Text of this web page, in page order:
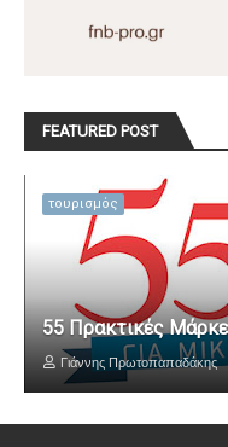
FEATURED POST
τουρισμός
55 Πρακτικές
Γιάννης Πρωτοπαπαδάκης